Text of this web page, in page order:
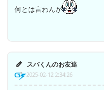
何とは言わんが
スパくんのお友達
2025-02-12 2:34:26